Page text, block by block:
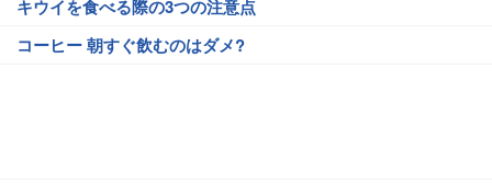
キウイを食べる際の3つの注意点
コーヒー 朝すぐ飲むのはダメ?